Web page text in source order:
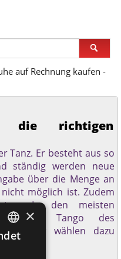
auf Rechnung kaufen -
die richtigen
Tanz. Er besteht aus so
ständig werden neue
über die Menge an
möglich ist. Zudem
In den meisten
der Tango des
Anfänger wählen dazu
GERMAN
×